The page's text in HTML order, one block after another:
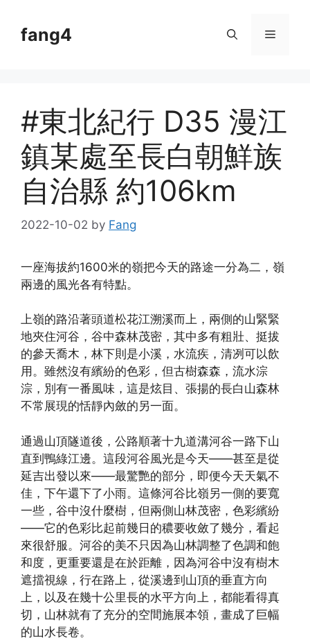
contentfang4 Menu
#東北紀行 D35 漫江
鎮某處至長白朝鮮族
自治縣 約106km
2022-10-02 by Fang
一座海拔約1600米的嶺把今天的路途一分為二，嶺
兩邊的風光各有特點。
上嶺的路沿著頭道松花江溯溪而上，兩側的山緊緊
地夾住河谷，谷中森林茂密，其中多有粗壯、挺拔
的參天喬木，林下則是小溪，水流疾，清冽可以飲
用。雖然沒有繽紛的色彩，但古樹森森，流水淙
淙，別有一番風味，這是炫目、張揚的長白山森林
不常展現的恬靜內斂的另一面。
通過山頂隧道後，公路順著十九道溝河谷一路下山
直到鴨綠江邊。這段河谷風光是今天——甚至是從
延吉出發以來——最驚艷的部分，即便今天天氣不
佳，下午還下了小雨。這條河谷比嶺另一側的要寬
一些，谷中沒什麼樹，但兩側山林茂密，色彩繽紛
——它的色彩比起前幾日的穠要收斂了幾分，看起
來很舒服。河谷的美不只因為山林調整了色調和飽
和度，更重要還是在於距離，因為河谷中沒有樹木
遮擋視線，行在路上，從溪邊到山頂的垂直方向
上，以及在幾十公里長的水平方向上，都能看得真
切，山林就有了充分的空間施展本領，畫成了巨幅
的山水長卷。